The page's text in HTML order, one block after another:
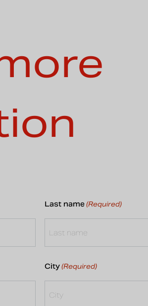
Last name(Required)
City(Required)